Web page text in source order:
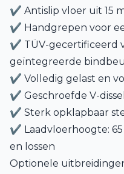
✔ Antislip vloer uit 15
✔ Handgrepen voor
✔ TÜV-gecertificeerd
geïntegreerde
✔ Volledig gelast en
✔ Geschroefde V-
✔ Sterk opklapbaar
✔ Laadvloerhoogte: 65
en lossen
Optionele